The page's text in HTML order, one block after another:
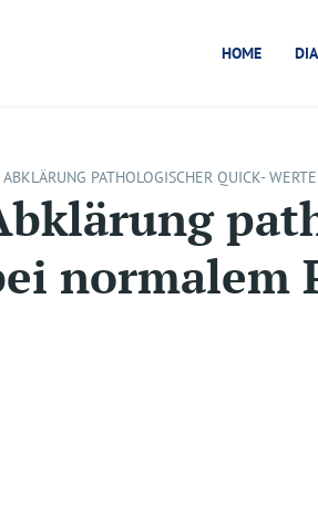
HOME
ABKLÄRUNG PATHOLOGISCHER QUICK-
normalem